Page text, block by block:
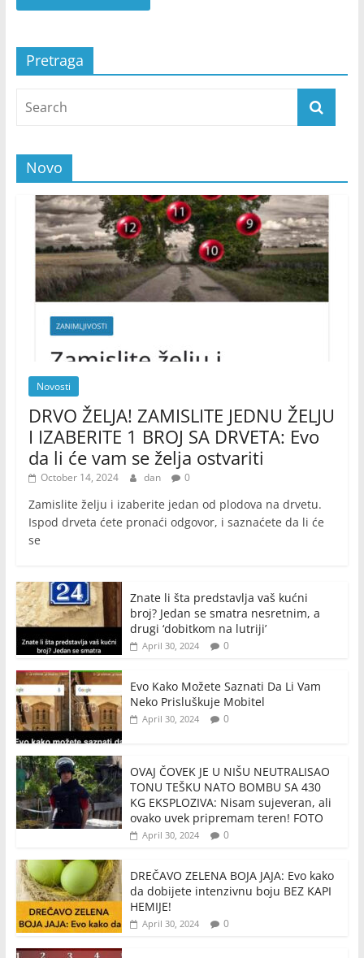
Pretraga
Novo
Novosti
DRVO ŽELJA! ZAMISLITE JEDNU ŽELJU
I IZABERITE 1 BROJ SA DRVETA: Evo
da li će vam se želja ostvariti
October 14, 2024 dan 0
Zamislite želju i izaberite jedan od plodova na drvetu.
Ispod drveta ćete pronaći odgovor, i saznaćete da li će
se
Znate li šta predstavlja vaš kućni
broj? Jedan se smatra nesretnim, a
drugi ‘dobitkom na lutriji’
April 30, 2024 0
Evo Kako Možete Saznati Da Li Vam
Neko Prisluškuje Mobitel
April 30, 2024 0
OVAJ ČOVEK JE U NIŠU NEUTRALISAO
TONU TEŠKU NATO BOMBU SA 430
KG EKSPLOZIVA: Nisam sujeveran, ali
ovako uvek pripremam teren! FOTO
April 30, 2024 0
DREČAVO ZELENA BOJA JAJA: Evo kako
da dobijete intenzivnu boju BEZ KAPI
HEMIJE!
April 30, 2024 0